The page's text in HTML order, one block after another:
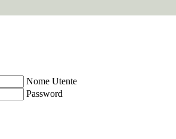
Nome Utente
Password